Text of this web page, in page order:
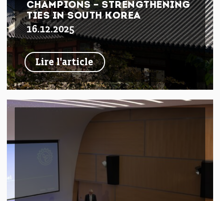
CHAMPIONS – STRENGTHENING
TIES IN SOUTH KOREA
Lire l'article
16.12.2025